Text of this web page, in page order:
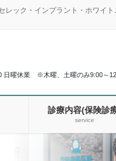
ック・インプラント・ホワイ
曜休業 ※木曜、土曜のみ9:00～
診療内容(保険診
service